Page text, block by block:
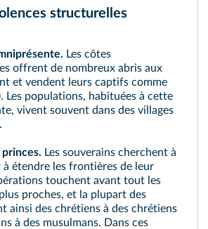
structurelles
Les côtes
offrent de nombreux abris aux
et vendent leurs captifs comme
Les populations, habituées à cette
vivent souvent dans des villages
princes. Les souverains cherchent à
étendre les frontières de leur
touchent avant tout les
proches, et la plupart des
ainsi des chrétiens à des chrétiens
à des musulmans. Dans ces